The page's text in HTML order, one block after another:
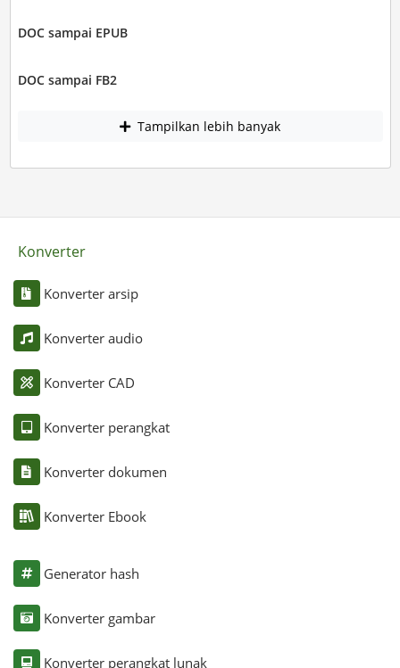
DOC sampai EPUB
DOC sampai FB2
Tampilkan lebih banyak
Konverter
Konverter arsip
Konverter audio
Konverter CAD
Konverter perangkat
Konverter dokumen
Konverter Ebook
Generator hash
Konverter gambar
Konverter perangkat lunak